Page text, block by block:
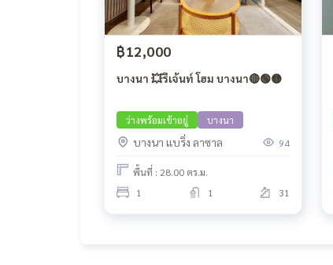
฿12,000
บางนา 💥รีเจ้นท์ โฮม บางนา🔴🟢🟡
ว่างพร้อมเข้าอยู่ บางนา
บางนา แบริ่ง ลาซาล 94
พื้นที่ : 28.00 ตร.ม.
1
1 31